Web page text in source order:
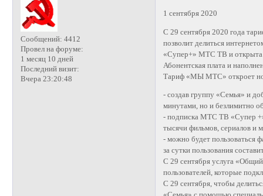
Сообщений: 4412
Провел на форуме:
1 месяц 10 дней
Последний визит:
Вчера 23:20:48
1 сентября 2020
С 29 сентября 2020 года
позволит делиться
«Супер+» МТС ТВ и открыта
Абонентская плата и
Тариф «МЫ МТС» откроет
- создав группу «Семья» и
минутами, но и безлимитно
- подписка МТС ТВ «Супер
тысячи фильмов, сериалов и
- можно будет пользоваться
за сутки пользования
С 29 сентября услуга
пользователей, которые
С 29 сентября, чтобы